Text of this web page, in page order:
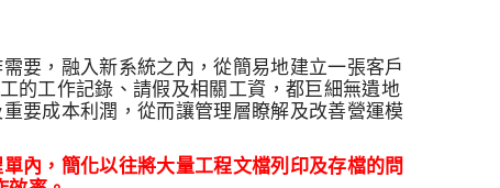
要，融入新系統之內，從簡易地建立一張客戶
的工作記錄、請假及相關工資，都巨細無遺地
要成本利潤，從而讓管理層瞭解及改善營運模
內，簡化以往將大量工程文檔列印及存檔的問